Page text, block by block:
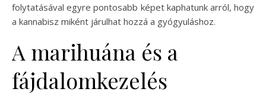
folytatásával egyre pontosabb képet kaphatunk arról, hogy
a kannabisz miként járulhat hozzá a gyógyuláshoz.
A marihuána és a
fájdalomkezelés